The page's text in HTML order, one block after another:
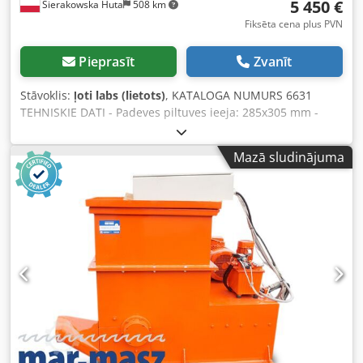
Sierakowska Huta 508 km 5 450 €
Fiksēta cena plus PVN
Pieprasīt Zvanīt
Stāvoklis: ļoti labs (lietots), KATALOGA NUMURS 6631
TEHNISKIE DATI - Padeves piltuves ieeja: 285x305 mm -
Motors: 7,35 kW - Nažu skaits: 3 gb. + 2 pretnaži - Naža
izmērs: 300x75 mm - Sieti (2 veidi): 10 mm, 8 mm -
Novadīšanas pieslēguma diametrs: 100 mm - Izmēri
(gar./pl./aug.): 1070x900x1980 mm Dcsdpfxjzr Iuke Akrsk -
Svars: 613 kg PRIEKŠROCĪBAS – Zviedrijas ražojums –
Papildu siets – Ļoti labs stāvoklis – Lietots šķeldotājs Cena
bez PVN: 22 900 PLN Cena bez PVN: 5 450 EUR Cena bez
PVN aprēķināta pēc kursa 4,2 PLN/EUR (lielāku kursa
svārstību gadījumā cena var tikt mainīta)
Mazā sludinājuma